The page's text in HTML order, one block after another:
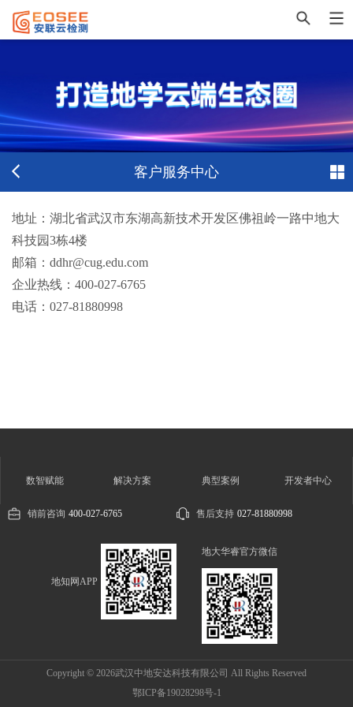
客户服务中心
地址：湖北省武汉市东湖高新技术开发区佛祖岭一路中地大
科技园3栋4楼
邮箱：ddhr@cug.edu.com
企业热线：400-027-6765
电话：027-81880998
数智赋能 解决方案 典型案例 开发者中心
销前咨询 400-027-6765 售后支持 027-81880998
地知网APP
地大华睿官方微信
Copyright © 2026武汉中地安达科技有限公司 All Rights Reserved
鄂ICP备19028298号-1